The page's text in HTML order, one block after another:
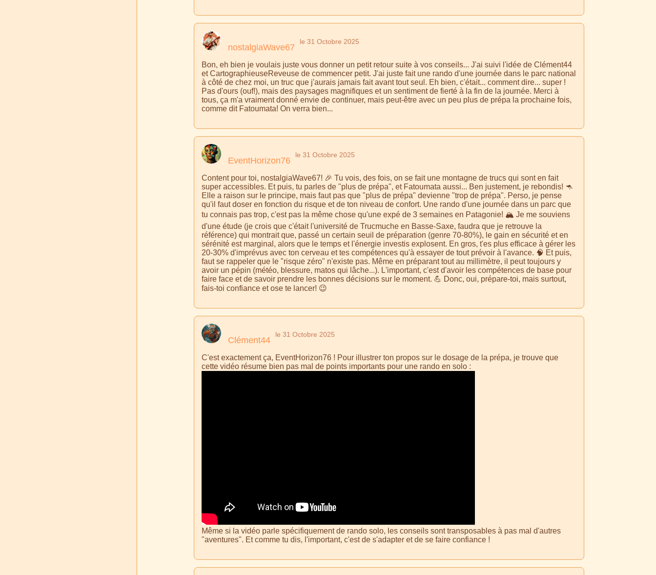
nostalgiaWave67
le 31 Octobre 2025
Bon, eh bien je voulais juste vous donner un petit retour suite à vos conseils... J'ai suivi l'idée de Clément44
et CartographieuseReveuse de commencer petit. J'ai juste fait une rando d'une journée dans le parc national
à côté de chez moi, un truc que j'aurais jamais fait avant tout seul. Eh bien, c'était... comment dire... super !
Pas d'ours (ouf!), mais des paysages magnifiques et un sentiment de fierté à la fin de la journée. Merci à
tous, ça m'a vraiment donné envie de continuer, mais peut-être avec un peu plus de prépa la prochaine fois,
comme dit Fatoumata! On verra bien...
EventHorizon76
le 31 Octobre 2025
Content pour toi, nostalgiaWave67! 🎉 Tu vois, des fois, on se fait une montagne de trucs qui sont en fait
super accessibles. Et puis, tu parles de "plus de prépa", et Fatoumata aussi... Ben justement, je rebondis! 🦘
Elle a raison sur le principe, mais faut pas que "plus de prépa" devienne "trop de prépa". Perso, je pense
qu'il faut doser en fonction du risque et de ton niveau de confort. Une rando d'une journée dans un parc que
tu connais pas trop, c'est pas la même chose qu'une expé de 3 semaines en Patagonie! 🏔️ Je me souviens
d'une étude (je crois que c'était l'université de Trucmuche en Basse-Saxe, faudra que je retrouve la
référence) qui montrait que, passé un certain seuil de préparation (genre 70-80%), le gain en sécurité et en
sérénité est marginal, alors que le temps et l'énergie investis explosent. En gros, t'es plus efficace à gérer les
20-30% d'imprévus avec ton cerveau et tes compétences qu'à essayer de tout prévoir à l'avance. 🧠 Et puis,
faut se rappeler que le "risque zéro" n'existe pas. Même en préparant tout au millimètre, il peut toujours y
avoir un pépin (météo, blessure, matos qui lâche...). L'important, c'est d'avoir les compétences de base pour
faire face et de savoir prendre les bonnes décisions sur le moment. 💪 Donc, oui, prépare-toi, mais surtout,
fais-toi confiance et ose te lancer! 😉
Clément44
le 31 Octobre 2025
C'est exactement ça, EventHorizon76 ! Pour illustrer ton propos sur le dosage de la prépa, je trouve que
cette vidéo résume bien pas mal de points importants pour une rando en solo :
Même si la vidéo parle spécifiquement de rando solo, les conseils sont transposables à pas mal d'autres
"aventures". Et comme tu dis, l'important, c'est de s'adapter et de se faire confiance !